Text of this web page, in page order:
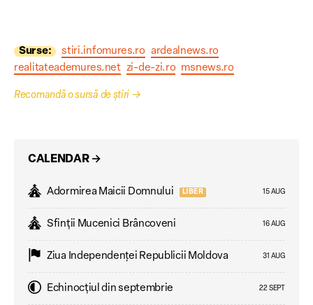
Surse: stiri.infomures.ro ardealnews.ro
realitateademures.net zi-de-zi.ro msnews.ro
Recomandă o sursă de știri →
CALENDAR →
Adormirea Maicii Domnului LIBER 15 AUG
Sfinții Mucenici Brâncoveni 16 AUG
Ziua Independenţei Republicii Moldova 31 AUG
Echinocțiul din septembrie 22 SEPT